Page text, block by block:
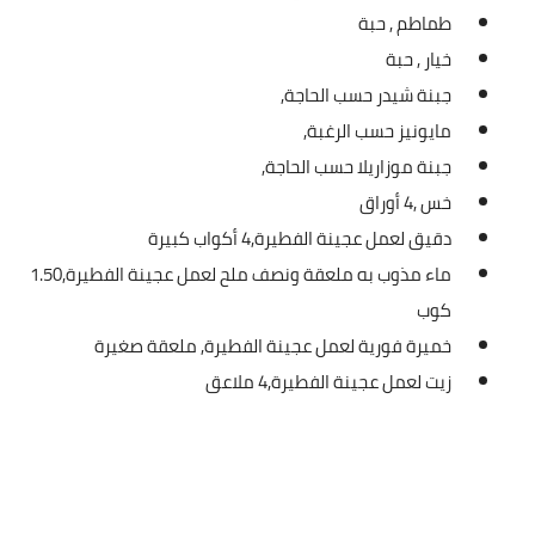
وصفات فيديو
الريجيم والرشاقة
طماطم ,حبة
خيار ,حبة
جبنة شيدر حسب الحاجة,
مايونيز حسب الرغبة,
جبنة موزاريلا حسب الحاجة,
خس ,4 أوراق
دقيق لعمل عجينة الفطيرة,4 أكواب كبيرة
ماء مذوب به ملعقة ونصف ملح لعمل عجينة الفطيرة,1.50
كوب
خميرة فورية لعمل عجينة الفطيرة,ملعقة صغيرة
زيت لعمل عجينة الفطيرة,4 ملاعق